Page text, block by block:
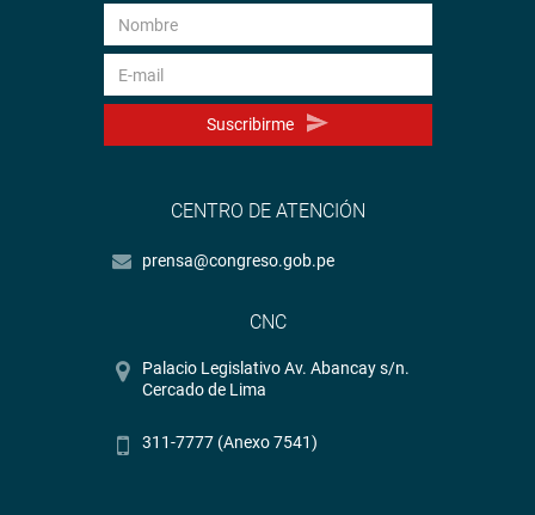
Suscribirme
CENTRO DE ATENCIÓN
prensa@congreso.gob.pe
CNC
Palacio Legislativo Av. Abancay s/n.
Cercado de Lima
311-7777 (Anexo 7541)